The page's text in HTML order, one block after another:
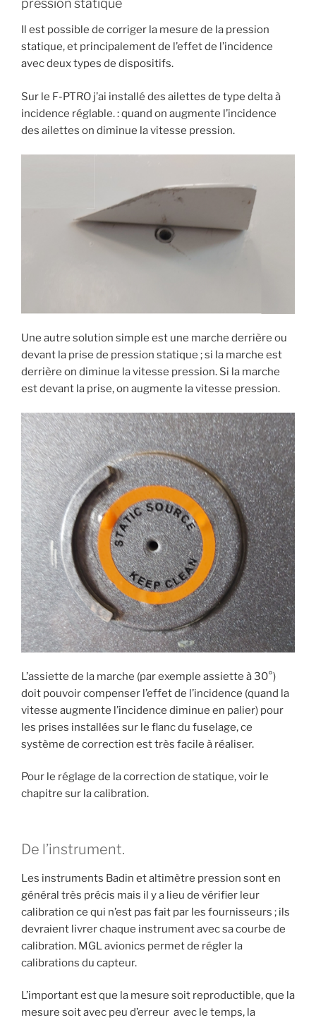
pression statique
Il est possible de corriger la mesure de la pression
statique, et principalement de l’effet de l’incidence
avec deux types de dispositifs.
Sur le F-PTRO j’ai installé des ailettes de type delta à
incidence réglable. : quand on augmente l’incidence
des ailettes on diminue la vitesse pression.
Une autre solution simple est une marche derrière ou
devant la prise de pression statique ; si la marche est
derrière on diminue la vitesse pression. Si la marche
est devant la prise, on augmente la vitesse pression.
L’assiette de la marche (par exemple assiette à 30°)
doit pouvoir compenser l’effet de l’incidence (quand la
vitesse augmente l’incidence diminue en palier) pour
les prises installées sur le flanc du fuselage, ce
système de correction est très facile à réaliser.
Pour le réglage de la correction de statique, voir le
chapitre sur la calibration.
De l’instrument.
Les instruments Badin et altimètre pression sont en
général très précis mais il y a lieu de vérifier leur
calibration ce qui n’est pas fait par les fournisseurs ; ils
devraient livrer chaque instrument avec sa courbe de
calibration. MGL avionics permet de régler la
calibrations du capteur.
L’important est que la mesure soit reproductible, que la
mesure soit avec peu d’erreur avec le temps, la